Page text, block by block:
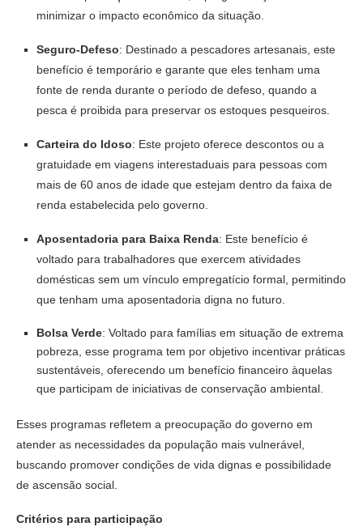
minimizar o impacto econômico da situação.
Seguro-Defeso: Destinado a pescadores artesanais, este
benefício é temporário e garante que eles tenham uma
fonte de renda durante o período de defeso, quando a
pesca é proibida para preservar os estoques pesqueiros.
Carteira do Idoso: Este projeto oferece descontos ou a
gratuidade em viagens interestaduais para pessoas com
mais de 60 anos de idade que estejam dentro da faixa de
renda estabelecida pelo governo.
Aposentadoria para Baixa Renda: Este benefício é
voltado para trabalhadores que exercem atividades
domésticas sem um vínculo empregatício formal, permitindo
que tenham uma aposentadoria digna no futuro.
Bolsa Verde: Voltado para famílias em situação de extrema
pobreza, esse programa tem por objetivo incentivar práticas
sustentáveis, oferecendo um benefício financeiro àquelas
que participam de iniciativas de conservação ambiental.
Esses programas refletem a preocupação do governo em
atender as necessidades da população mais vulnerável,
buscando promover condições de vida dignas e possibilidade
de ascensão social.
Critérios para participação